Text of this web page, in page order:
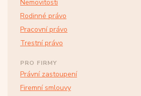
Nemovitosti
Rodinné právo
Pracovní právo
Trestní právo
PRO FIRMY
Právní zastoupení
Firemní smlouvy